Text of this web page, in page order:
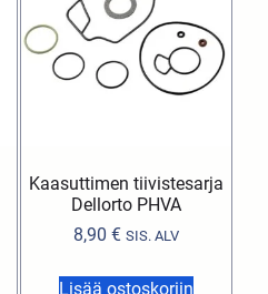
Kaasuttimen tiivistesarja
Dellorto PHVA
8,90 € SIS. ALV
Lisää ostoskoriin